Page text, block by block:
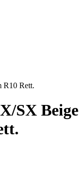
R10 Rett.
SX Beige